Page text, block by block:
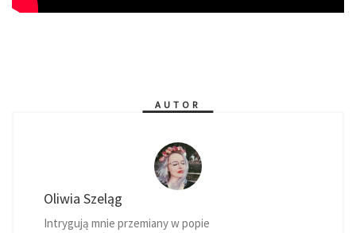
AUTOR
Oliwia Szeląg
Intrygują mnie przemiany w popie